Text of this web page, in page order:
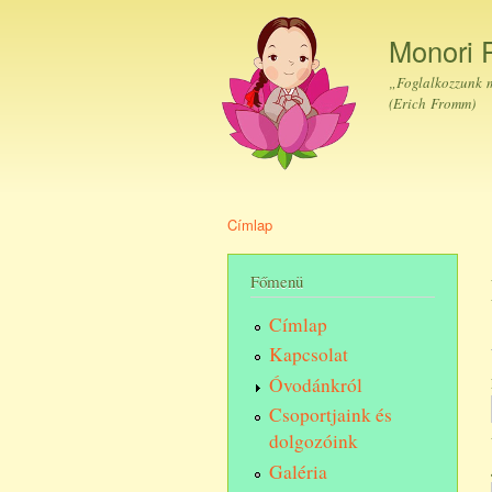
Monori
„Foglalkozzunk
(Erich Fromm)
Címlap
Főmenü
Címlap
Kapcsolat
Óvodánkról
Csoportjaink és
dolgozóink
Galéria